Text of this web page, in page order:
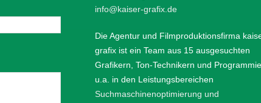
info@kaiser-grafix.de
Die Agentur und Filmproduktionsfirma
grafix ist ein Team aus 15 ausgesuchten
Grafikern, Ton-Technikern und
u.a. in den Leistungsbereichen
Suchmaschinenoptimierung und